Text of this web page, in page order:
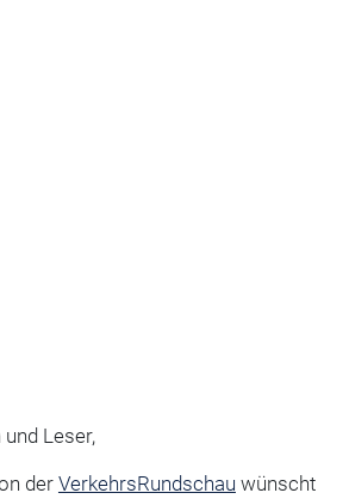
Leser,
der VerkehrsRundschau wünscht